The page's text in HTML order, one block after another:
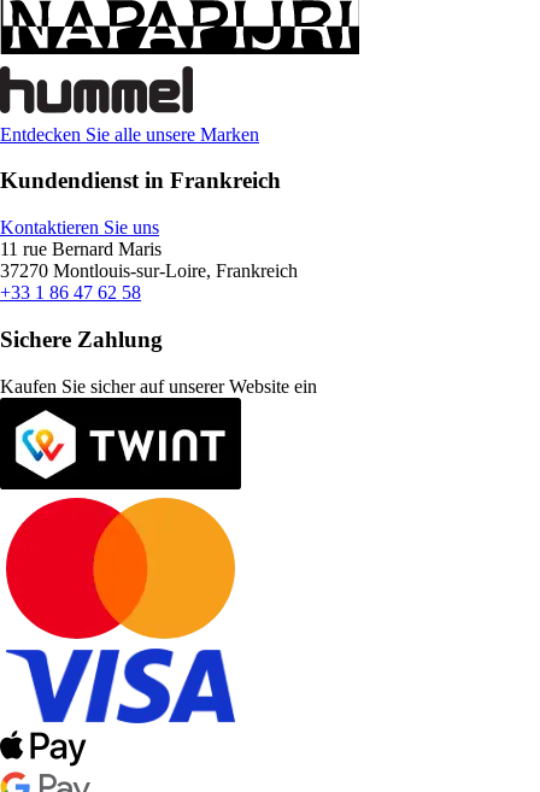
Entdecken Sie alle unsere Marken
Kundendienst in Frankreich
Kontaktieren Sie uns
11 rue Bernard Maris
37270 Montlouis-sur-Loire, Frankreich
+33 1 86 47 62 58
Sichere Zahlung
Kaufen Sie sicher auf unserer Website ein